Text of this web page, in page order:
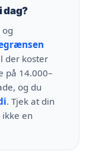
dag?
der koster
på 14.000–
og du
. Tjek at din
en